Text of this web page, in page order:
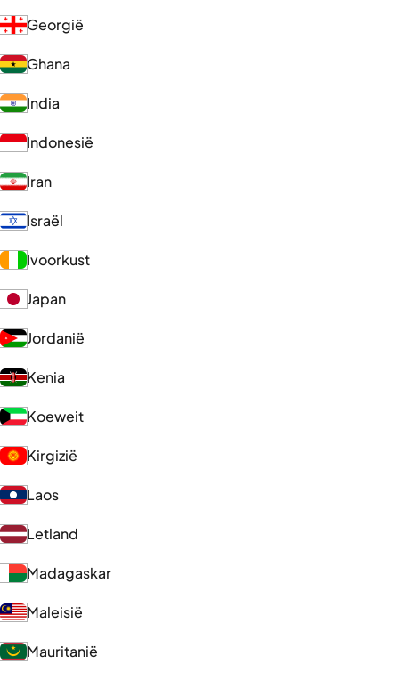
Georgië
Ghana
India
Indonesië
Iran
Israël
Ivoorkust
Japan
Jordanië
Kenia
Koeweit
Kirgizië
Laos
Letland
Madagaskar
Maleisië
Mauritanië